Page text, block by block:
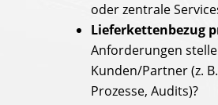
oder zentrale
Lieferkettenbezug
Anforderungen
Kunden/Partner (z.
Prozesse, Audits)?